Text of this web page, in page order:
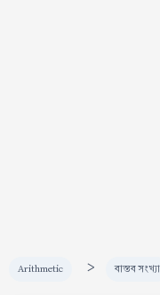
Arithmetic > বাস্তব সংখ্যা